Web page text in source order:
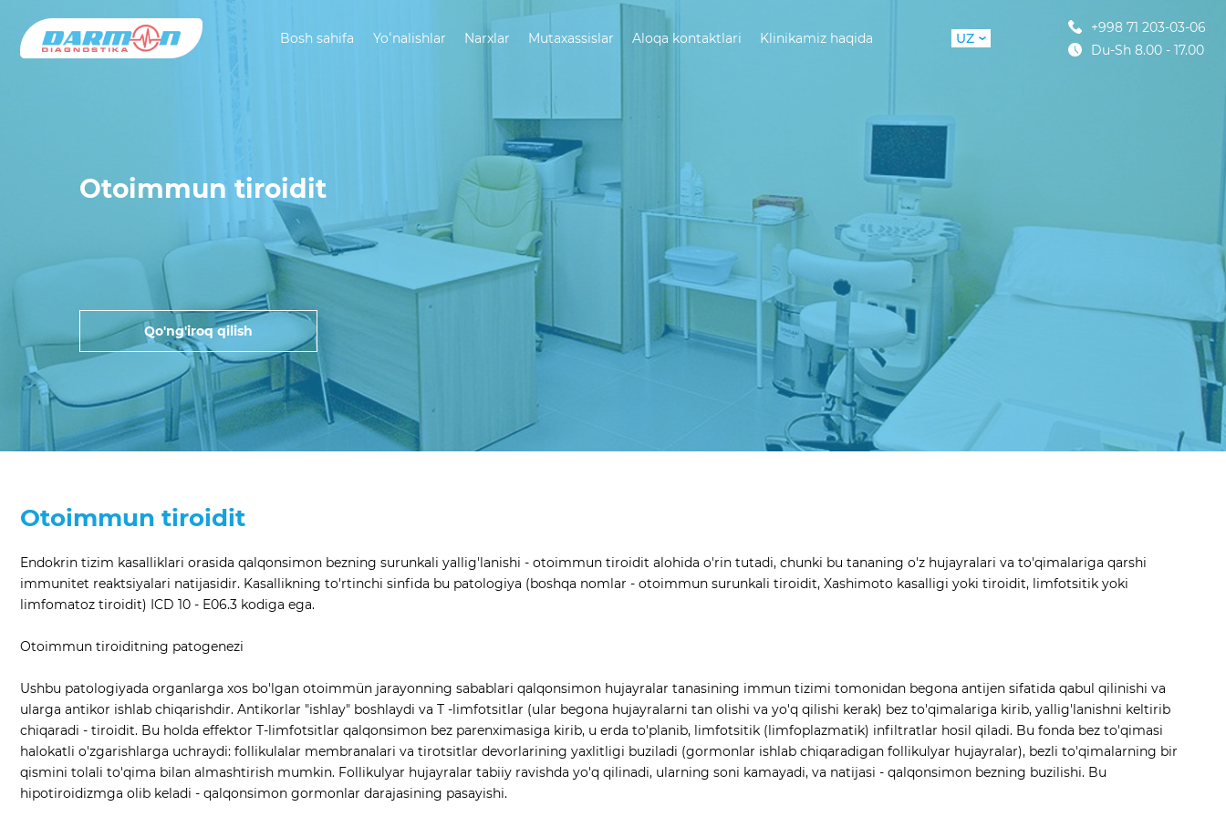
Bosh sahifa Yoʻnalishlar Narxlar Mutaxassislar Aloqa kontaktlari Klinikamiz haqida
UZ
+998 71 203-03-06
Du-Sh 8.00 - 17.00
Otoimmun tiroidit
Qo'ng'iroq qilish
Otoimmun tiroidit
Endokrin tizim kasalliklari orasida qalqonsimon bezning surunkali yallig'lanishi - otoimmun tiroidit alohida o'rin tutadi, chunki bu tananing o'z hujayralari va to'qimalariga qarshi
immunitet reaktsiyalari natijasidir. Kasallikning to'rtinchi sinfida bu patologiya (boshqa nomlar - otoimmun surunkali tiroidit, Xashimoto kasalligi yoki tiroidit, limfotsitik yoki
limfomatoz tiroidit) ICD 10 - E06.3 kodiga ega.
Otoimmun tiroiditning patogenezi
Ushbu patologiyada organlarga xos bo'lgan otoimmün jarayonning sabablari qalqonsimon hujayralar tanasining immun tizimi tomonidan begona antijen sifatida qabul qilinishi va
ularga antikor ishlab chiqarishdir. Antikorlar "ishlay" boshlaydi va T -limfotsitlar (ular begona hujayralarni tan olishi va yo'q qilishi kerak) bez to'qimalariga kirib, yallig'lanishni keltirib
chiqaradi - tiroidit. Bu holda effektor T-limfotsitlar qalqonsimon bez parenximasiga kirib, u erda to'planib, limfotsitik (limfoplazmatik) infiltratlar hosil qiladi. Bu fonda bez to'qimasi
halokatli o'zgarishlarga uchraydi: follikulalar membranalari va tirotsitlar devorlarining yaxlitligi buziladi (gormonlar ishlab chiqaradigan follikulyar hujayralar), bezli to'qimalarning bir
qismini tolali to'qima bilan almashtirish mumkin. Follikulyar hujayralar tabiiy ravishda yo'q qilinadi, ularning soni kamayadi, va natijasi - qalqonsimon bezning buzilishi. Bu
hipotiroidizmga olib keladi - qalqonsimon gormonlar darajasining pasayishi.